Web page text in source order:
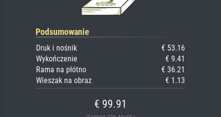
Podsumowanie
Druk i nośnik
€ 53.16
Wykończenie
€ 9.41
Rama na płótno
€ 36.21
Wieszak na obraz
€ 1.13
€ 99.91